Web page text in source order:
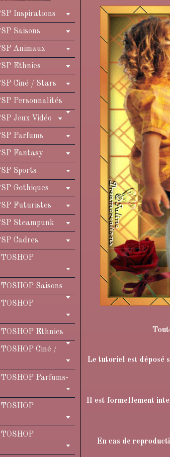
Le tutoriel est déposé
Il est formellement
En cas de
Inspirations
Saisons
Animaux
Ethnies
Ciné / Stars
Personnalités
Jeux Vidéo
Parfums
Fantasy
Sports
Gothiques
Futuristes
Steampunk
Cadres
Saisons
Ethnies
Ciné /
Parfums-